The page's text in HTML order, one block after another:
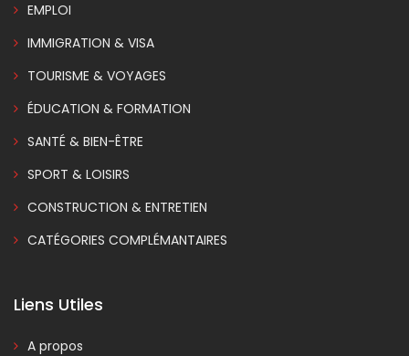
EMPLOI
IMMIGRATION & VISA
TOURISME & VOYAGES
ÉDUCATION & FORMATION
SANTÉ & BIEN-ÊTRE
SPORT & LOISIRS
CONSTRUCTION & ENTRETIEN
CATÉGORIES COMPLÉMANTAIRES
Liens Utiles
A propos